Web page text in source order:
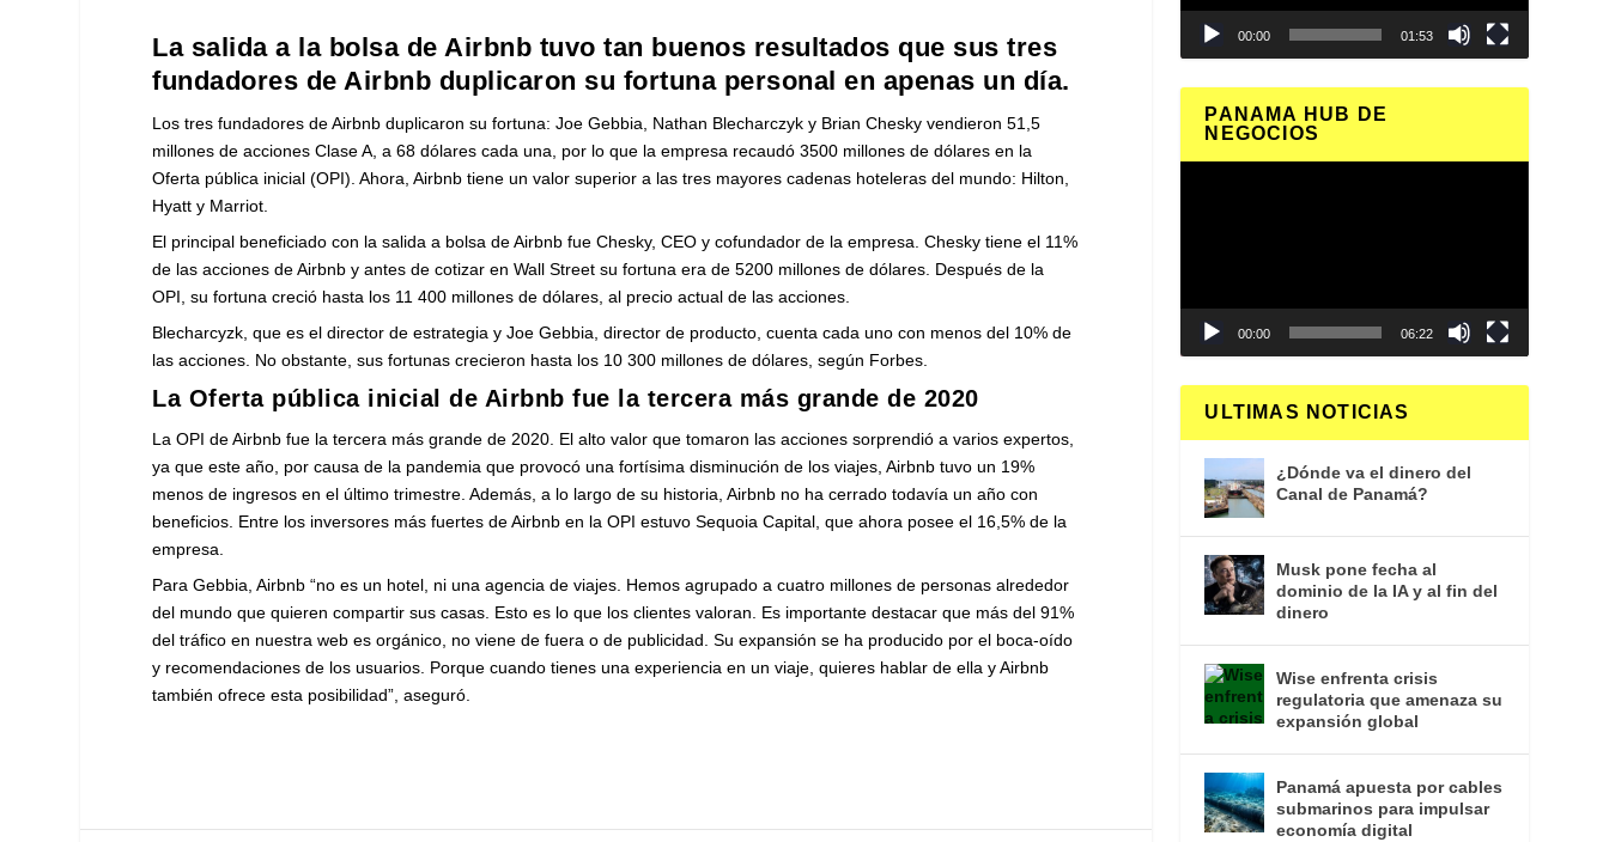
La salida a la bolsa de Airbnb tuvo tan buenos resultados que sus tres
fundadores de Airbnb duplicaron su fortuna personal en apenas un día.
Los tres fundadores de Airbnb duplicaron su fortuna: Joe Gebbia, Nathan Blecharczyk y Brian Chesky vendieron 51,5
millones de acciones Clase A, a 68 dólares cada una, por lo que la empresa recaudó 3500 millones de dólares en la
Oferta pública inicial (OPI). Ahora, Airbnb tiene un valor superior a las tres mayores cadenas hoteleras del mundo: Hilton,
Hyatt y Marriot.
El principal beneficiado con la salida a bolsa de Airbnb fue Chesky, CEO y cofundador de la empresa. Chesky tiene el 11%
de las acciones de Airbnb y antes de cotizar en Wall Street su fortuna era de 5200 millones de dólares. Después de la
OPI, su fortuna creció hasta los 11 400 millones de dólares, al precio actual de las acciones.
Blecharcyzk, que es el director de estrategia y Joe Gebbia, director de producto, cuenta cada uno con menos del 10% de
las acciones. No obstante, sus fortunas crecieron hasta los 10 300 millones de dólares, según Forbes.
La Oferta pública inicial de Airbnb fue la tercera más grande de 2020
La OPI de Airbnb fue la tercera más grande de 2020. El alto valor que tomaron las acciones sorprendió a varios expertos,
ya que este año, por causa de la pandemia que provocó una fortísima disminución de los viajes, Airbnb tuvo un 19%
menos de ingresos en el último trimestre. Además, a lo largo de su historia, Airbnb no ha cerrado todavía un año con
beneficios. Entre los inversores más fuertes de Airbnb en la OPI estuvo Sequoia Capital, que ahora posee el 16,5% de la
empresa.
Para Gebbia, Airbnb “no es un hotel, ni una agencia de viajes. Hemos agrupado a cuatro millones de personas alrededor
del mundo que quieren compartir sus casas. Esto es lo que los clientes valoran. Es importante destacar que más del 91%
del tráfico en nuestra web es orgánico, no viene de fuera o de publicidad. Su expansión se ha producido por el boca-oído
y recomendaciones de los usuarios. Porque cuando tienes una experiencia en un viaje, quieres hablar de ella y Airbnb
también ofrece esta posibilidad”, aseguró.
00:00 01:53
PANAMA HUB DE
NEGOCIOS
00:00 06:22
ULTIMAS NOTICIAS
¿Dónde va el dinero del
Canal de Panamá?
Musk pone fecha al
dominio de la IA y al fin del
dinero
Wise enfrenta crisis
regulatoria que amenaza su
expansión global
Panamá apuesta por cables
submarinos para impulsar
economía digital